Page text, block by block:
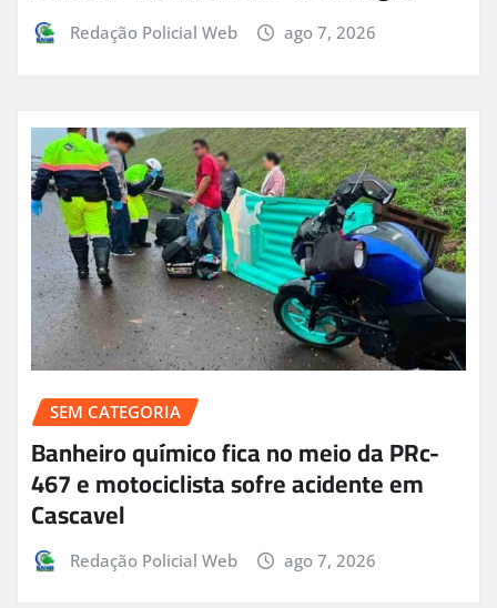
Redação Policial Web ago 7, 2026
SEM CATEGORIA
Banheiro químico fica no meio da PRc-
467 e motociclista sofre acidente em
Cascavel
Redação Policial Web ago 7, 2026